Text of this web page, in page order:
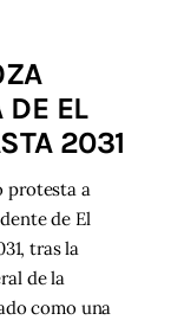
EL
2031
protesta a
de El
tras la
de la
como una